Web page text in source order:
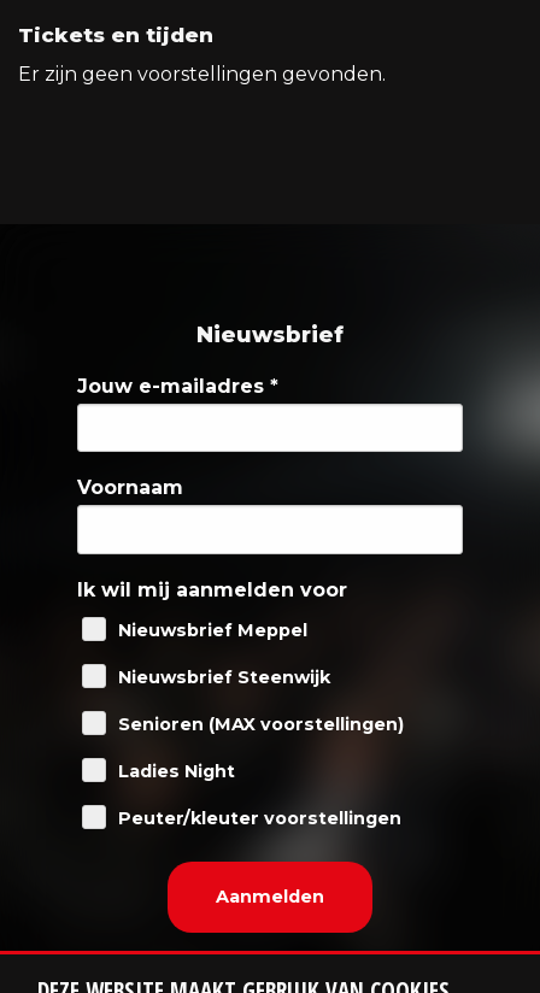
Tickets en tijden
Er zijn geen voorstellingen gevonden.
Nieuwsbrief
Jouw e-mailadres *
Voornaam
Ik wil mij aanmelden voor
Nieuwsbrief Meppel
Nieuwsbrief Steenwijk
Senioren (MAX voorstellingen)
Ladies Night
Peuter/kleuter voorstellingen